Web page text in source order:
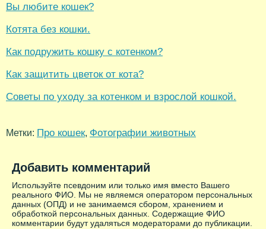
Вы любите кошек?
Котята без кошки.
Как подружить кошку с котенком?
Как защитить цветок от кота?
Советы по уходу за котенком и взрослой кошкой.
Метки: Про кошек, Фотографии животных
Добавить комментарий
Используйте псевдоним или только имя вместо Вашего
реального ФИО. Мы не являемся оператором персональных
данных (ОПД) и не занимаемся сбором, хранением и
обработкой персональных данных. Содержащие ФИО
комментарии будут удаляться модераторами до публикации.